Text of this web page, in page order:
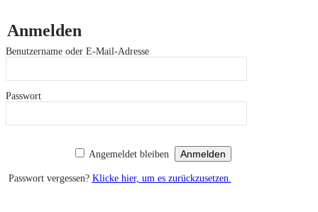
Anmelden
Benutzername oder E-Mail-Adresse
Passwort
Angemeldet bleiben
Passwort vergessen? Klicke hier, um es zurückzusetzen.